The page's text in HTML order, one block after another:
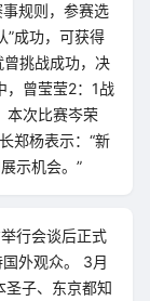
规则，参赛选
”成功，可获得
挑战成功，决
，曾莹莹2：1战
本次比赛岑荣
郑杨表示：“新
示机会。”
行会谈后正式
外观众。 3月
圣子、东京都知